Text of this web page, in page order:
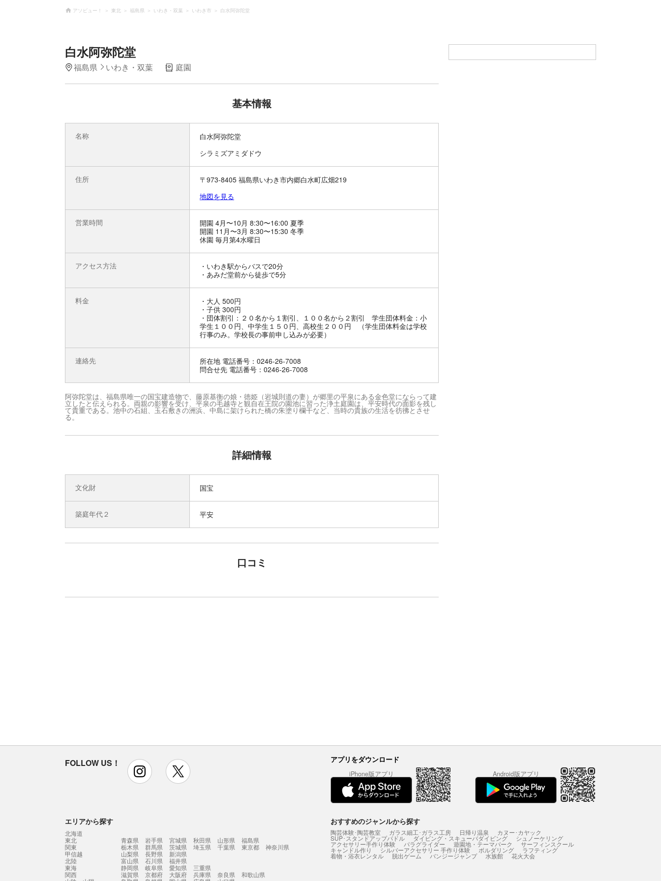
アソビュー！ 東北 福島県 いわき・双葉 いわき市 白水阿弥陀堂
白水阿弥陀堂
福島県 いわき・双葉 庭園
基本情報
名称
白水阿弥陀堂
シラミズアミダドウ
住所
〒973-8405 福島県いわき市内郷白水町広畑219
地図を見る
営業時間
開園 4月〜10月 8:30〜16:00 夏季
開園 11月〜3月 8:30〜15:30 冬季
休園 毎月第4水曜日
アクセス方法
・いわき駅からバスで20分
・あみだ堂前から徒歩で5分
料金
・大人 500円
・子供 300円
・団体割引：２０名から１割引、１００名から２割引 学生団体料金：小
学生１００円、中学生１５０円、高校生２００円 （学生団体料金は学校
行事のみ。学校長の事前申し込みが必要）
連絡先
所在地 電話番号：0246-26-7008
問合せ先 電話番号：0246-26-7008
阿弥陀堂は、福島県唯一の国宝建造物で、藤原基衡の娘・徳姫（岩城則道の妻）が郷里の平泉にある金色堂にならって建
立したと伝えられる。両親の影響を受け、平泉の毛越寺と観自在王院の園池に習った浄土庭園は、平安時代の面影を残し
て貴重である。池中の石組、玉石敷きの洲浜、中島に架けられた橋の朱塗り欄干など、当時の貴族の生活を彷彿とさせ
る。
詳細情報
文化財 国宝
築庭年代２ 平安
口コミ
FOLLOW US！ instagram アプリをダウンロード
iPhone版アプリ Android版アプリ
エリアから探す
北海道
東北
青森県 岩手県 宮城県 秋田県 山形県
福島県
関東
栃木県 群馬県 茨城県 埼玉県 千葉県 東京都
神奈川県
甲信越
山梨県 長野県
新潟県
北陸
富山県 石川県
福井県
東海
静岡県 岐阜県 愛知県
三重県
関西
滋賀県 京都府 大阪府 兵庫県 奈良県
和歌山県
おすすめのジャンルから探す
陶芸体験･陶芸教室 ガラス細工･ガラス工房 日帰り温泉 カヌー･カヤック
SUP･スタンドアップパドル ダイビング・スキューバダイビング シュノーケリング
アクセサリー手作り体験 パラグライダー 遊園地・テーマパーク サーフィンスクール
キャンドル作り シルバーアクセサリー 手作り体験 ボルダリング ラフティング
着物・浴衣レンタル 脱出ゲーム バンジージャンプ 水族館 花火大会